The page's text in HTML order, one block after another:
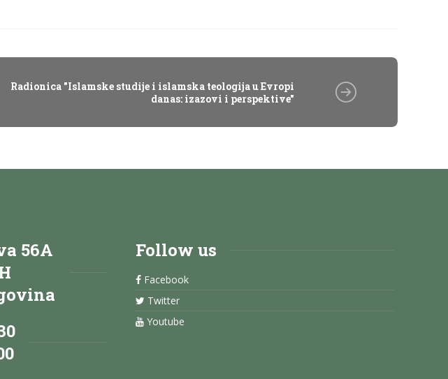
Radionica "Islamske studije i islamska teologija u Evropi
danas: izazovi i perspektive"
56A
Follow us
Facebook
Twitter
Youtube